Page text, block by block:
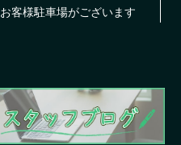
お客様駐車場がございます